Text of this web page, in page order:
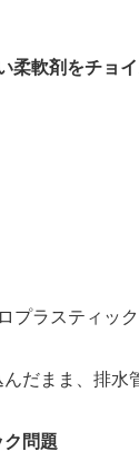
柔軟剤をチョ
プラスティッ
だまま、排水
問題